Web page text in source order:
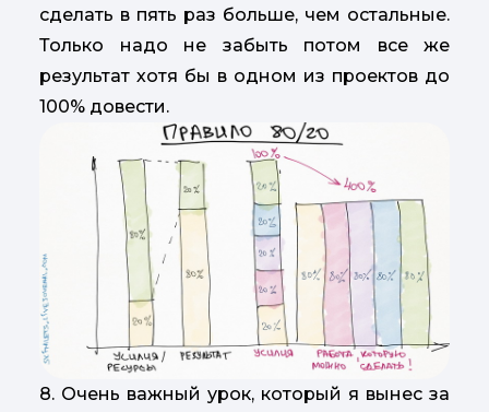
сделать в пять раз больше, чем остальные.
Только надо не забыть потом все же
результат хотя бы в одном из проектов до
100% довести.
8. Очень важный урок, который я вынес за